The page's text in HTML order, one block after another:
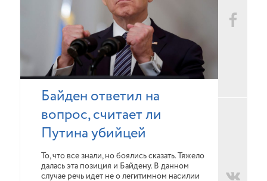
Байден ответил на
вопрос, считает ли
Путина убийцей
То, что все знали, но боялись сказать. Тяжело
далась эта позиция и Байдену. В данном
случае речь идет не о легитимном насилии